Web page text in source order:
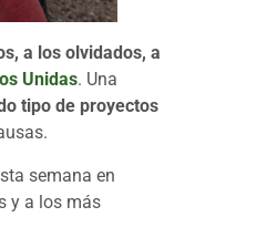
a los olvidados, a
Unidas. Una
tipo de proyectos
semana en
y a los más